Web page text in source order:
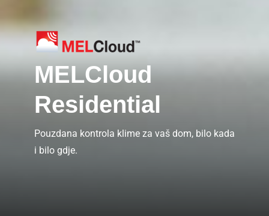
MELCloud
Residential
Pouzdana kontrola klime za vaš dom, bilo kada
i bilo gdje.